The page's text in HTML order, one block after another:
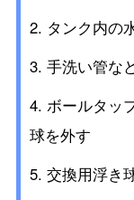
タンク内の
手洗い管な
ボールタッ
球を外す
交換用浮き